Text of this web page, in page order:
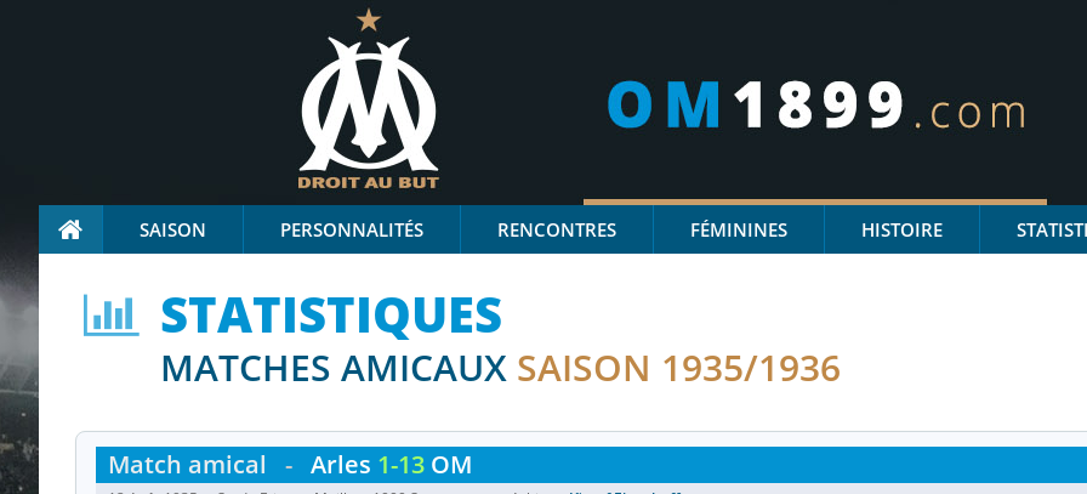
SAISON PERSONNALITÉS RENCONTRES FÉMININES HISTOIRE
STATISTIQUES
MATCHES AMICAUX SAISON 1935/1936
Match amical - Arles 1-13 OM